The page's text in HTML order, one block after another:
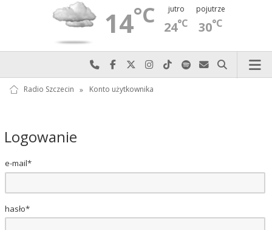
14°C jutro
24°C
pojutrze
30°C
Najlepiej po prostu do nas zadzwoń
Odwiedź nas na Facebook-u
Odwiedź nas na X
Odwiedź nas na Instagram-ie
Odwiedź nas na TikTok-u
Szukaj nas na Spotify
Wyślij do nas
Szukaj
Radio Szczecin » Konto użytkownika
Logowanie
e-mail*
hasło*